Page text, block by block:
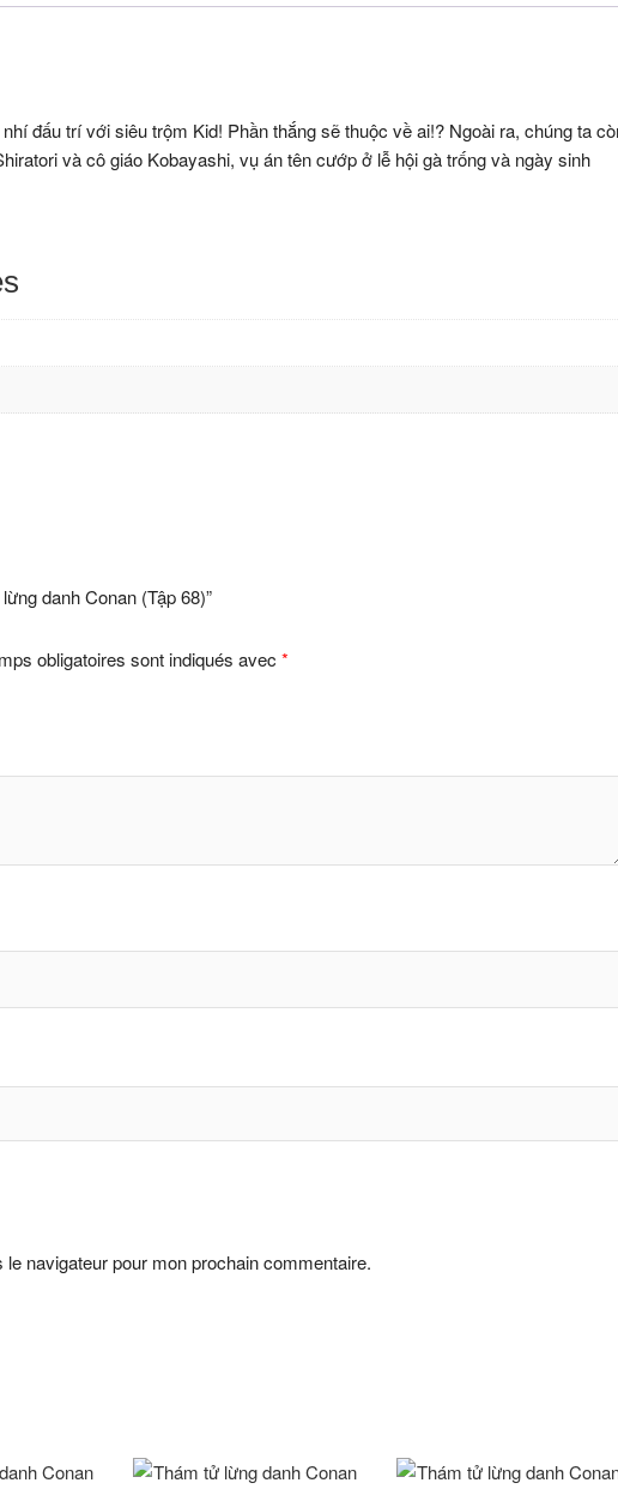
đấu trí với siêu trộm Kid! Phần thắng sẽ thuộc về ai!? Ngoài ra, chúng ta
và cô giáo Kobayashi, vụ án tên cướp ở lễ hội gà trống và ngày sinh
danh Conan (Tập 68)”
obligatoires sont indiqués avec *
navigateur pour mon prochain commentaire.